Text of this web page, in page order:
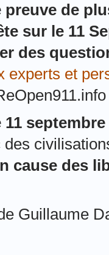
preuve de
sur le 11
des
experts et
11
cause des
Guillaume